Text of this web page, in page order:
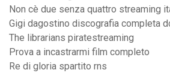
Non cè due senza quattro streaming
Gigi dagostino discografia completa
The librarians piratestreaming
Prova a incastrarmi film completo
Re di gloria spartito rns